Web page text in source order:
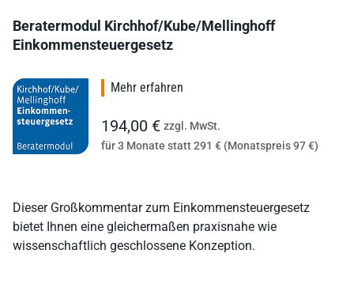
Beratermodul Kirchhof/Kube/Mellinghoff
Einkommensteuergesetz
Dieser Großkommentar zum Einkommensteuergesetz
bietet Ihnen eine gleichermaßen praxisnahe wie
wissenschaftlich geschlossene Konzeption.
Mehr erfahren
194,00 € zzgl. MwSt.
für 3 Monate statt 291 € (Monatspreis 97 €)